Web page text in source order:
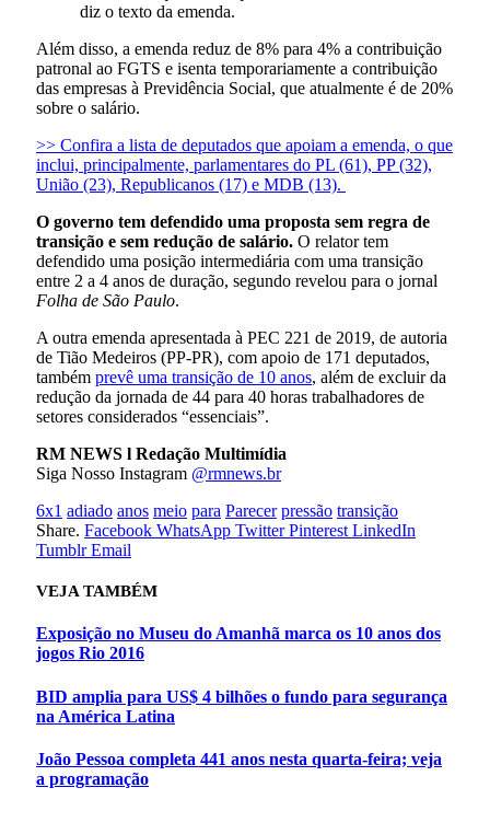
diz o texto da emenda.
Além disso, a emenda reduz de 8% para 4% a contribuição
patronal ao FGTS e isenta temporariamente a contribuição
das empresas à Previdência Social, que atualmente é de 20%
sobre o salário.
>> Confira a lista de deputados que apoiam a emenda, o que
inclui, principalmente, parlamentares do PL (61), PP (32),
União (23), Republicanos (17) e MDB (13).
O governo tem defendido uma proposta sem regra de
transição e sem redução de salário. O relator tem
defendido uma posição intermediária com uma transição
entre 2 a 4 anos de duração, segundo revelou para o jornal
Folha de São Paulo.
A outra emenda apresentada à PEC 221 de 2019, de autoria
de Tião Medeiros (PP-PR), com apoio de 171 deputados,
também prevê uma transição de 10 anos, além de excluir da
redução da jornada de 44 para 40 horas trabalhadores de
setores considerados “essenciais”.
RM NEWS l Redação Multimídia
Siga Nosso Instagram @rmnews.br
6x1 adiado anos meio para Parecer pressão transição
Share. Facebook WhatsApp Twitter Pinterest LinkedIn
Tumblr Email
VEJA TAMBÉM
Exposição no Museu do Amanhã marca os 10 anos dos
jogos Rio 2016
BID amplia para US$ 4 bilhões o fundo para segurança
na América Latina
João Pessoa completa 441 anos nesta quarta-feira; veja
a programação